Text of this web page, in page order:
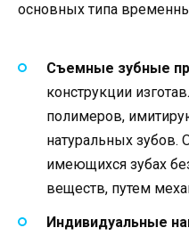
основных типа
Съемные зубные
конструкции
полимеров,
натуральных зубов.
имеющихся зубах
веществ, путем
Индивидуальные